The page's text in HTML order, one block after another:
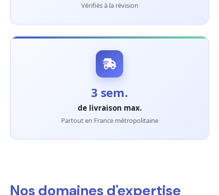
Vérifiés à la révision
3 sem.
de livraison max.
Partout en France métropolitaine
Nos domaines d'expertise